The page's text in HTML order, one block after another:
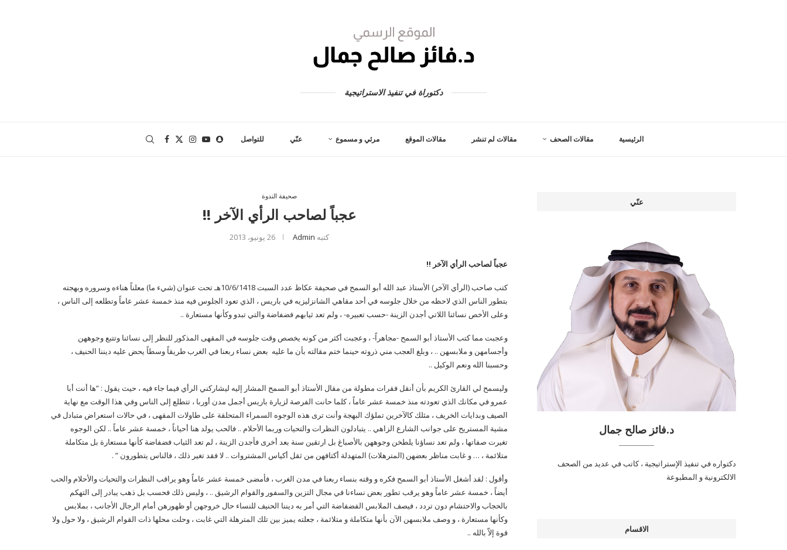
دكتوراة في تنفيذ الاستراتيجية
الرئيسية مقالات الصحف مقالات لم تنشر مقالات الموقع مرئي و مسموع عنّي للتواصل
صحيفة الندوة
عجباً لصاحب الرأي الآخر !!
كتبه Admin 26 يونيو، 2013
عجباً لصاحب الرأي الآخر !!
كتب صاحب (الرأي الآخر) الأستاذ عبد الله أبو السمح في صحيفة عكاظ عدد السبت 10/6/1418هـ تحت عنوان (شيء ما) معلناً هناءه وسروره وبهجته
بتطور الناس الذي لاحظه من خلال جلوسه في أحد مقاهي الشانزليزيه في باريس ، الذي تعود الجلوس فيه منذ خمسة عشر عاماً وتطلعه إلى الناس ،
وعلى الأخص نسائنا اللاتي أجدن الزينة -حسب تعبيره- ، ولم تعد ثيابهم فضفاضة والتي تبدو وكأنها مستعارة ..
وعجبت مما كتب الأستاذ أبو السمح -مجاهراً- ، وعجبت أكثر من كونه يخصص وقت جلوسه في المقهى المذكور للنظر إلى نسائنا وتتبع وجوههن
وأجسامهن و ملابسهن .. ، وبلغ العجب مني ذروته حينما ختم مقالته بأن ما عليه بعض نساء ربعنا في الغرب طريقاً وسطاً يحض عليه ديننا الحنيف ،
وحسبنا الله ونعم الوكيل ..
وليسمح لي القارئ الكريم بأن أنقل فقرات مطولة من مقال الأستاذ أبو السمح المشار إليه ليشاركني الرأي فيما جاء فيه ، حيث يقول : “ها أنت أبا
عمرو في مكانك الذي تعودته منذ خمسة عشر عاماً ، كلما حانت الفرصة لزيارة باريس أجمل مدن أوربا ، تتطلع إلى الناس وفي هذا الوقت مع نهاية
الصيف وبدايات الخريف ، مثلك كالآخرين تملؤك البهجة وأنت ترى هذه الوجوه السمراء المتحلقة على طاولات المقهى ، في حالات استعراض متبادل في
مشية المستريح على جوانب الشارع الزاهي .. يتبادلون النظرات والتحيات وربما الأحلام .. فالحب يولد هنا أحياناً ، خمسة عشر عاماً .. لكن الوجوه
تغيرت صفاتها ، ولم تعد نساؤنا يلطخن وجوههن بالأصباغ بل ارتقين سنة بعد أخرى فأجدن الزينة ، لم تعد الثياب فضفاضة كأنها مستعارة بل متكاملة
متلائمة ، … و غابت مناظر بعضهن (المترهلات) المتهدلة أكتافهن من ثقل أكياس المشتروات .. لا فقد تغير ذلك ، فالناس يتطورون ” .
وأقول : لقد أشغل الأستاذ أبو السمح فكره و وقته بنساء ربعنا في مدن الغرب ، فأمضى خمسة عشر عاماً وهو يراقب النظرات والتحيات والأحلام والحب
أيضاً ، خمسة عشر عاماً وهو يرقب تطور بعض نساءنا في مجال التزين والسفور والقوام الرشيق .. ، وليس ذلك فحسب بل ذهب يبادر إلى التهكم
بالحجاب والاحتشام دون تردد ، فيصف الملابس الفضفاضة التي أمر به ديننا الحنيف للنساء حال خروجهن أو ظهورهن أمام الرجال الأجانب ، بملابس
وكأنها مستعارة ، و وصف ملابسهن الآن بأنها متكاملة و متلائمة ، جعلته يميز بين تلك المترهلة التي غابت ، وحلت محلها ذات القوام الرشيق ، ولا حول ولا
قوة إلاّ بالله ..
عنّي
د.فائز صالح جمال
دكتواره في تنفيذ الإستراتيجية ، كاتب في عديد من الصحف
الالكترونية و المطبوعة
الاقسام